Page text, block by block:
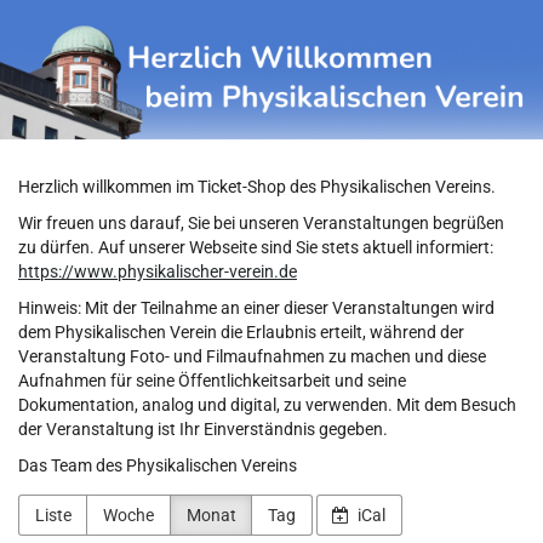
Haupt-
Inhalt
springen
Physikalischer
Verein
Herzlich willkommen im Ticket-Shop des Physikalischen Vereins.
Wir freuen uns darauf, Sie bei unseren Veranstaltungen begrüßen
zu dürfen. Auf unserer Webseite sind Sie stets aktuell informiert:
https://www.physikalischer-verein.de
Hinweis: Mit der Teilnahme an einer dieser Veranstaltungen wird
dem Physikalischen Verein die Erlaubnis erteilt, während der
Veranstaltung Foto- und Filmaufnahmen zu machen und diese
Aufnahmen für seine Öffentlichkeitsarbeit und seine
Dokumentation, analog und digital, zu verwenden. Mit dem Besuch
der Veranstaltung ist Ihr Einverständnis gegeben.
Das Team des Physikalischen Vereins
Liste Woche Monat Tag iCal